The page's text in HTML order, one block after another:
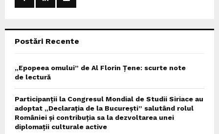
Postări Recente
„Epopeea omului” de Al Florin Țene: scurte note
de lectură
Participanții la Congresul Mondial de Studii Siriace au
adoptat „Declarația de la București” salutând rolul
României și contribuția sa la dezvoltarea unei
diplomații culturale active